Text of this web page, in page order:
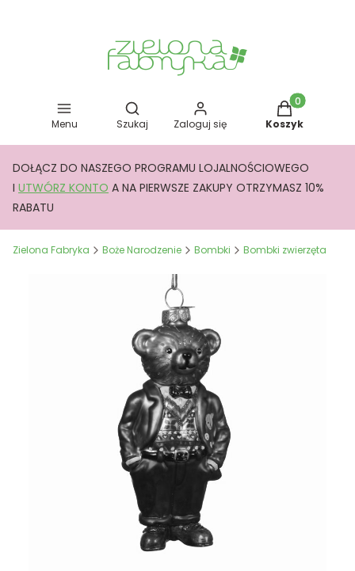
Menu
Otwórz wyszukiwarkę
Szukaj Zaloguj się
Produkty w
Koszyk
DOŁĄCZ DO NASZEGO PROGRAMU LOJALNOŚCIOWEGO
I UTWÓRZ KONTO A NA PIERWSZE ZAKUPY OTRZYMASZ 10%
RABATU
Zielona Fabryka Boże Narodzenie Bombki Bombki zwierzęta